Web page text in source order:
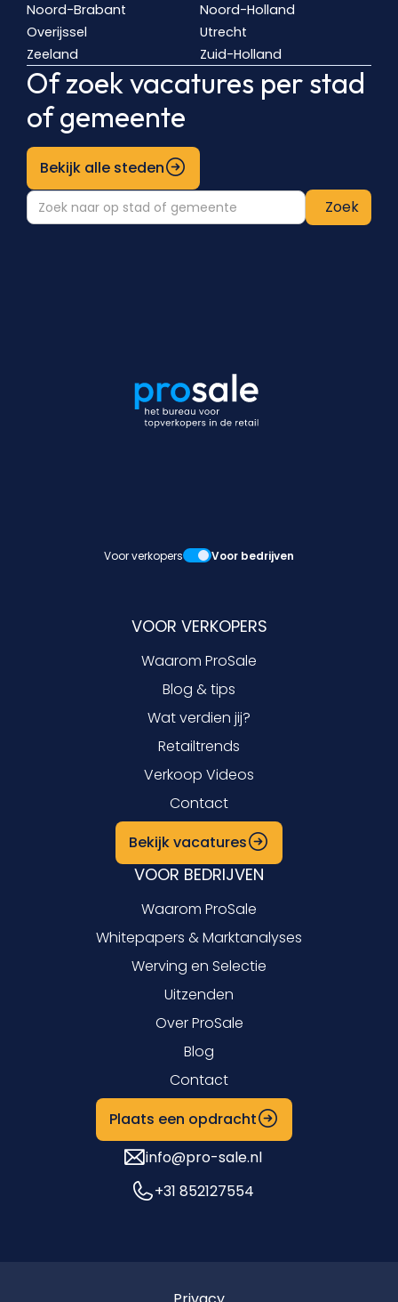
Noord-Brabant
Noord-Holland
Overijssel
Utrecht
Zeeland
Zuid-Holland
Of zoek vacatures per stad
of gemeente
Bekijk alle steden
Voor verkopers Voor bedrijven
VOOR VERKOPERS
Waarom ProSale
Blog & tips
Wat verdien jij?
Retailtrends
Verkoop Videos
Contact
Bekijk vacatures
VOOR BEDRIJVEN
Waarom ProSale
Whitepapers & Marktanalyses
Werving en Selectie
Uitzenden
Over ProSale
Blog
Contact
Plaats een opdracht
info@pro-sale.nl
+31 852127554